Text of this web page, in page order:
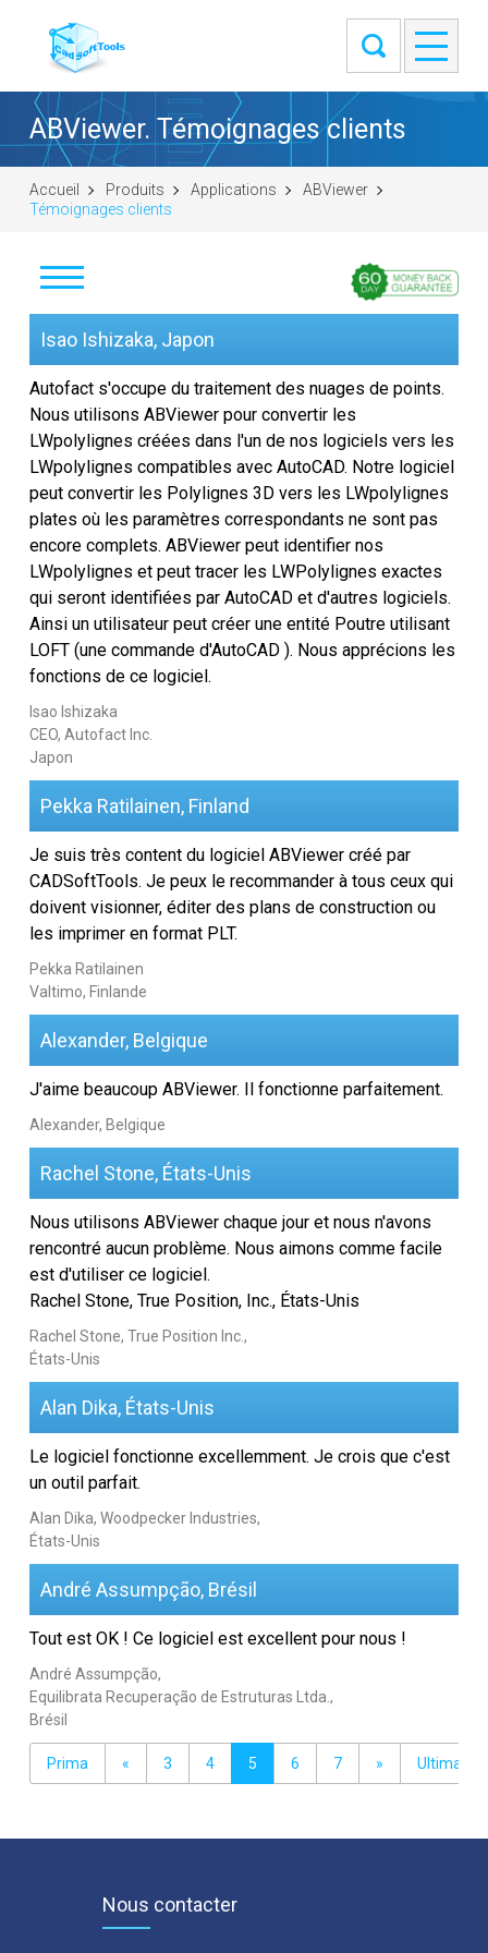
ABViewer. Témoignages clients
Accueil Produits Applications
ABViewer
Témoignages clients
Télécharger
Poser une question
Captures d'écran
Didacticiels
Témoignages clients
Aide
EULA
Isao Ishizaka, Japon
Autofact s'occupe du traitement des nuages de points.
Nous utilisons ABViewer pour convertir les
LWpolylignes créées dans l'un de nos logiciels vers les
LWpolylignes compatibles avec AutoCAD. Notre logiciel
peut convertir les Polylignes 3D vers les LWpolylignes
plates où les paramètres correspondants ne sont pas
encore complets. ABViewer peut identifier nos
LWpolylignes et peut tracer les LWPolylignes exactes
qui seront identifiées par AutoCAD et d'autres logiciels.
Ainsi un utilisateur peut créer une entité Poutre utilisant
LOFT (une commande d'AutoCAD ). Nous apprécions les
fonctions de ce logiciel.
Isao Ishizaka
CEO, Autofact Inc.
Japon
Pekka Ratilainen, Finland
Je suis très content du logiciel ABViewer créé par
CADSoftTools. Je peux le recommander à tous ceux qui
doivent visionner, éditer des plans de construction ou
les imprimer en format PLT.
Pekka Ratilainen
Valtimo, Finlande
Alexander, Belgique
J'aime beaucoup ABViewer. Il fonctionne parfaitement.
Alexander, Belgique
Rachel Stone, États-Unis
Nous utilisons ABViewer chaque jour et nous n'avons
rencontré aucun problème. Nous aimons comme facile
est d'utiliser ce logiciel.
Rachel Stone, True Position, Inc., États-Unis
Rachel Stone, True Position Inc.,
États-Unis
Alan Dika, États-Unis
Le logiciel fonctionne excellemment. Je crois que c'est
un outil parfait.
Alan Dika, Woodpecker Industries,
États-Unis
André Assumpção, Brésil
Tout est OK ! Ce logiciel est excellent pour nous !
André Assumpção,
Equilibrata Recuperação de Estruturas Ltda.,
Brésil
Prima « 3 4 5 6 7 » Ultima
Nous contacter